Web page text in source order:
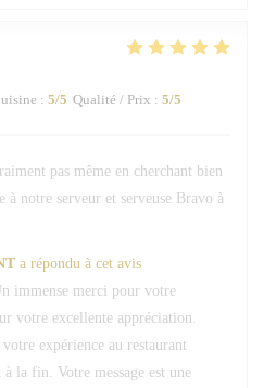
: 5/5 Qualité / Prix : 5/5
pas même en cherchant bien
à notre serveur et serveuse Bravo à
a répondu à cet avis
immense merci pour votre
votre excellente appréciation.
expérience au restaurant
la fin. Votre message est une